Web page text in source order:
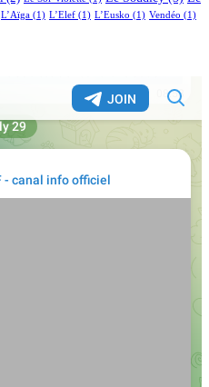
L’Aïga (1) L’Elef (1) L’Eusko (1) Vendéo (1)